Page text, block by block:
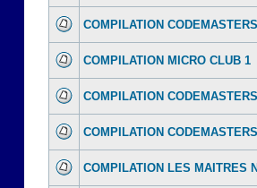
COMPILATION
COMPILATION MICRO CLUB 1
COMPILATION
COMPILATION
COMPILATION LES MAITRES